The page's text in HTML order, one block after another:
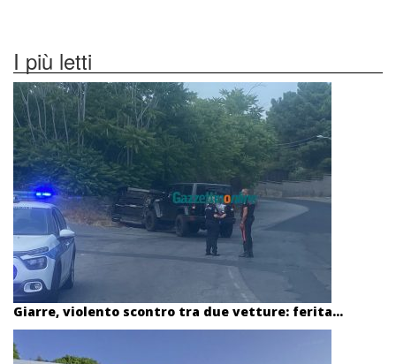
I più letti
Giarre, violento scontro tra due vetture: ferita...